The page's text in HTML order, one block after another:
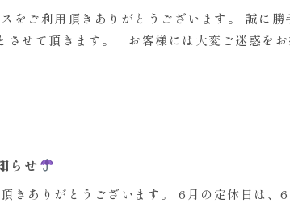
をご利用頂きありがとうございます。 誠に
させて頂きます。 お客様には大変ご迷惑を
らせ
きありがとうございます。 6月の定休日は、